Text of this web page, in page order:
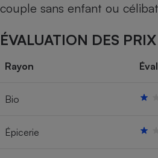
couple sans enfant ou
ÉVALUATION DES
Rayon
Bio
Épicerie